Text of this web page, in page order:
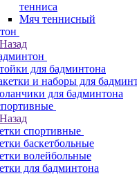
тенниса
Мяч теннисный
Назад
для бадминтона
и наборы для
для бадминтона
Назад
спортивные
баскетбольные
волейбольные
для бадминтона